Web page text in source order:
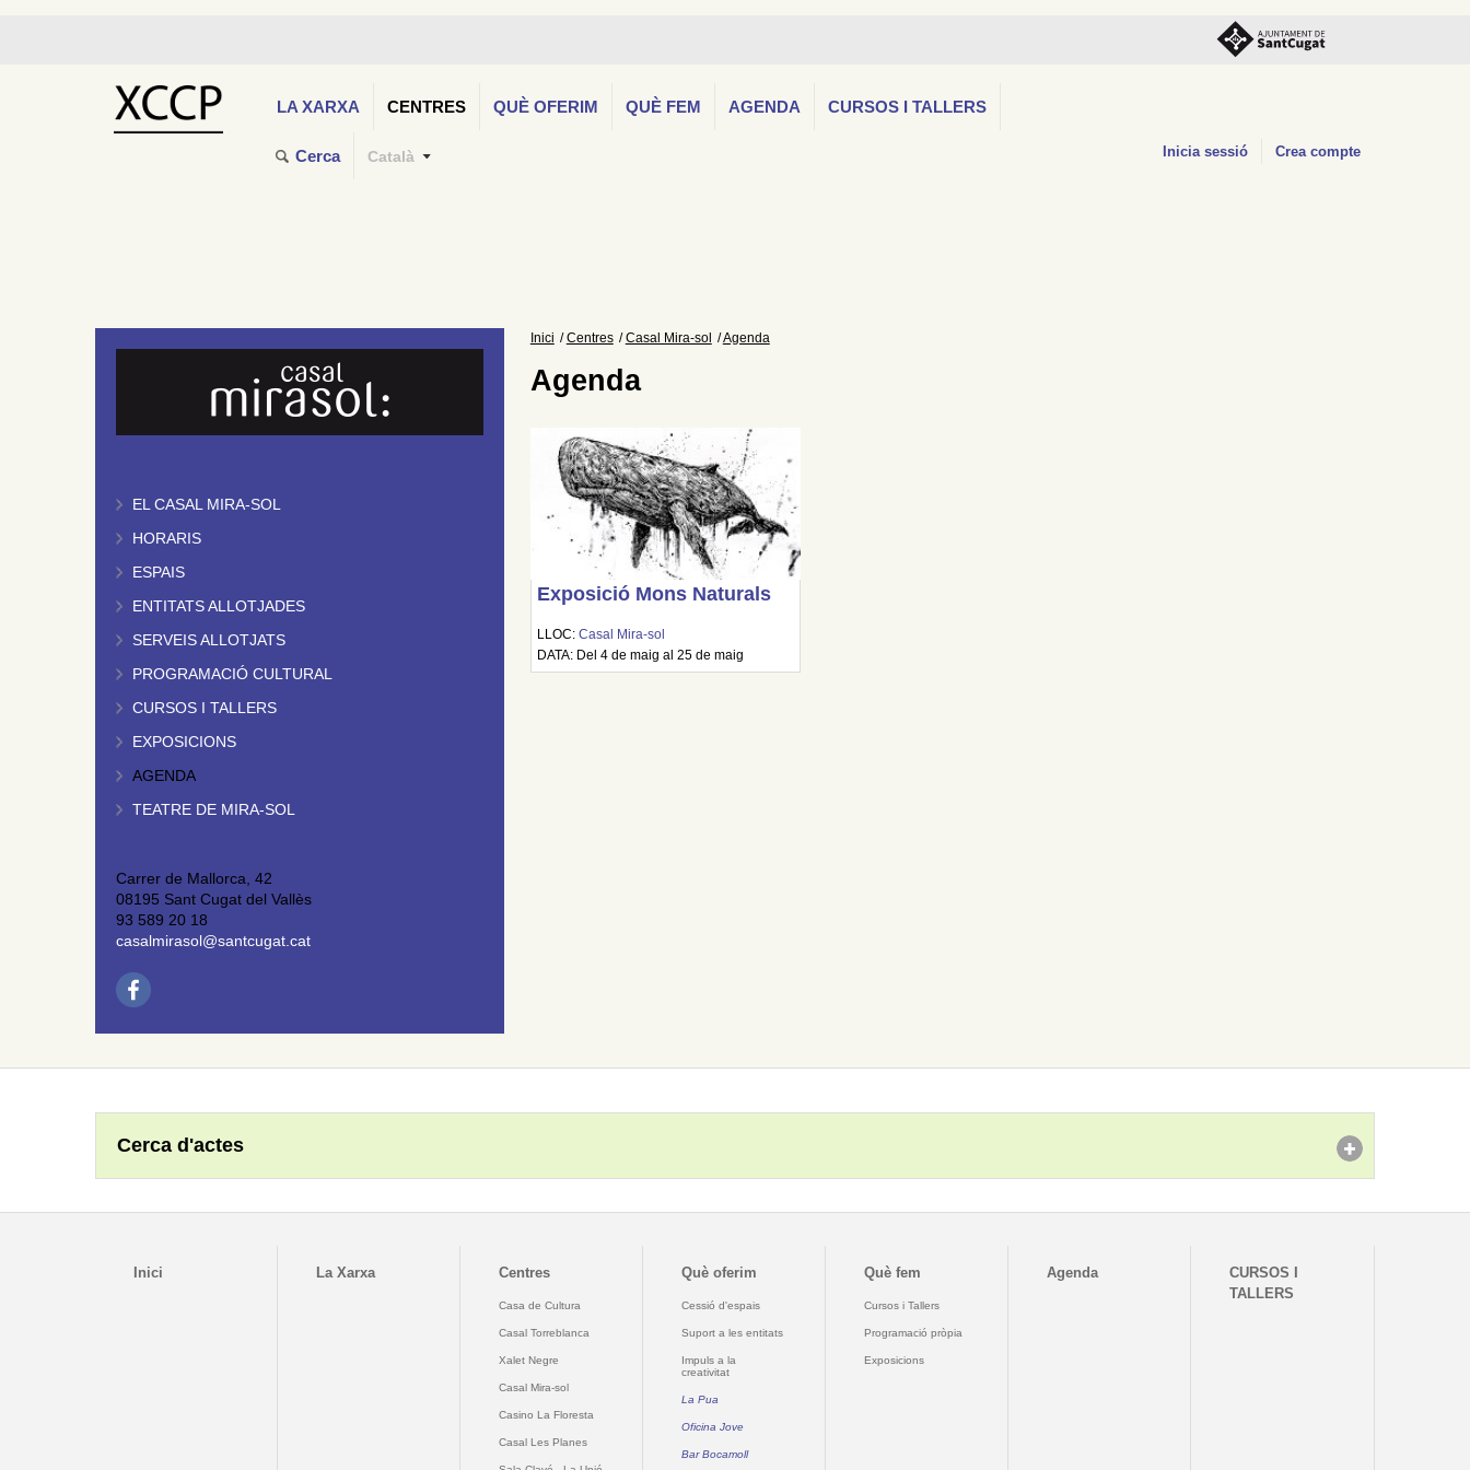
LA XARXA CENTRES QUÈ OFERIM QUÈ FEM AGENDA CURSOS I TALLERS
Cerca Català Inicia sessió Crea compte
EL CASAL MIRA-SOL
HORARIS
ESPAIS
ENTITATS ALLOTJADES
SERVEIS ALLOTJATS
PROGRAMACIÓ CULTURAL
CURSOS I TALLERS
EXPOSICIONS
AGENDA
TEATRE DE MIRA-SOL
Carrer de Mallorca, 42
08195 Sant Cugat del Vallès
93 589 20 18
casalmirasol@santcugat.cat
Inici Centres Casal Mira-sol Agenda
Agenda
Exposició Mons Naturals
LLOC: Casal Mira-sol
DATA: Del 4 de maig al 25 de maig
Cerca d'actes
Inici La Xarxa Centres
Casa de Cultura
Casal Torreblanca
Xalet Negre
Casal Mira-sol
Casino La Floresta
Casal Les Planes
Què oferim
Cessió d'espais
Suport a les entitats
Impuls a la
creativitat
La Pua
Oficina Jove
Bar Bocamoll
Què fem
Cursos i Tallers
Programació pròpia
Exposicions
Agenda
CURSOS I
TALLERS